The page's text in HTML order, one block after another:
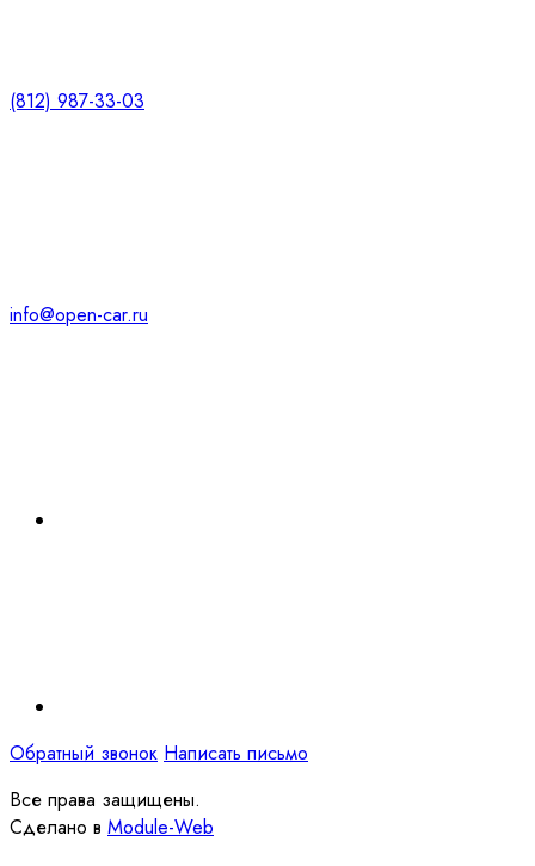
(812) 987-33-03
info@open-car.ru
Обратный звонок Написать письмо
Все права защищены.
Сделано в Module-Web